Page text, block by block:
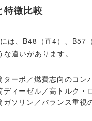
徴比較
は、B48（直4）、B57
違いがあります。
ーボ／燃費志向のコン
ィーゼル／高トルク・
ソリン／バランス重視